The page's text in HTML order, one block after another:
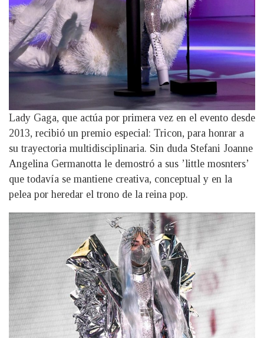
Lady Gaga, que actúa por primera vez en el evento desde
2013, recibió un premio especial: Tricon, para honrar a
su trayectoria multidisciplinaria. Sin duda Stefani Joanne
Angelina Germanotta le demostró a sus ’little mosnters’
que todavía se mantiene creativa, conceptual y en la
pelea por heredar el trono de la reina pop.